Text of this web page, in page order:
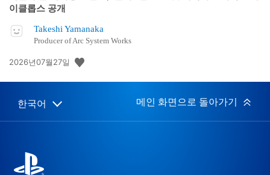
이클롭스 공개
Takeshi Yamanaka
Producer of Arc System Works
공
일:
2026년07월27일
Select
Current
한국어 메인 화면으로 돌아가기